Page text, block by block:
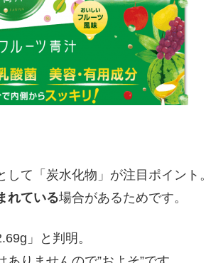
て「炭水化物」が注目ポイント。
れている場合があるためです。
」と判明。